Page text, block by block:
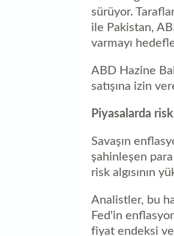
sürüyor.
ile Pakistan,
varmayı
ABD Hazine
satışına izin
Piyasalarda
Savaşın
şahinleşen
risk algısının
Analistler, bu
Fed'in
fiyat endeksi